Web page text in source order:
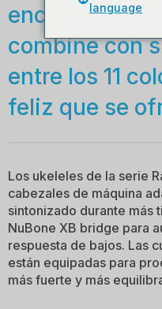
encontrará un
combine con
entre los 11
feliz que se
Los ukeleles de la serie
cabezales de máquina
sintonizado durante más
NuBone XB bridge para
respuesta de bajos. Las
están equipadas para
más fuerte y más
language